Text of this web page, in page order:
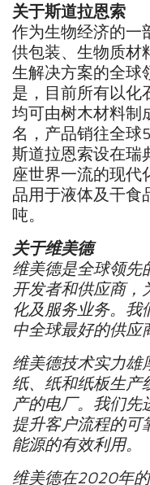
关于斯道拉恩索
作为生物经济的一
供包装、生物质材
生解决方案的全球
是，目前所有以化
均可由树木材料
名，产品销往全球
斯道拉恩索设在瑞
座世界一流的现代
品用于液体及干食
吨。
关于维美德
维美德是全球领先
开发者和供应商，
化及服务业务。我
中全球最好的供应
维美德技术实力雄
纸、纸和纸板生产
产的电厂。我们先
提升客户流程的可
能源的有效利用。
维美德在2020年